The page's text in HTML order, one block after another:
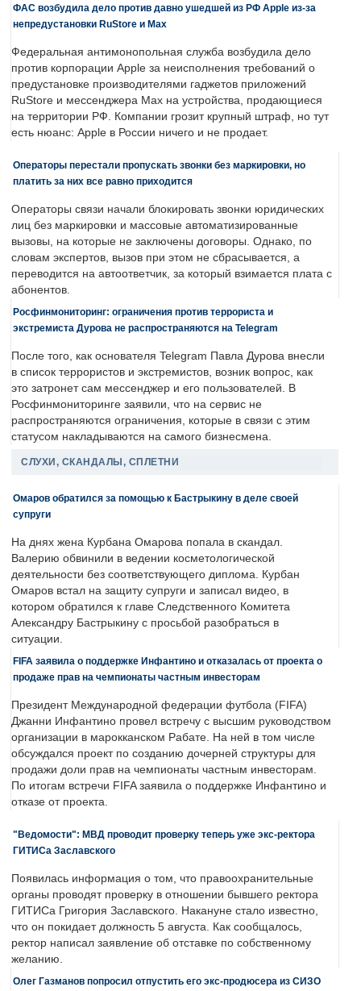
ФАС возбудила дело против давно ушедшей из РФ Apple из-за
непредустановки RuStore и Max
Федеральная антимонопольная служба возбудила дело
против корпорации Apple за неисполнения требований о
предустановке производителями гаджетов приложений
RuStore и мессенджера Max на устройства, продающиеся
на территории РФ. Компании грозит крупный штраф, но тут
есть нюанс: Apple в России ничего и не продает.
Операторы перестали пропускать звонки без маркировки, но
платить за них все равно приходится
Операторы связи начали блокировать звонки юридических
лиц без маркировки и массовые автоматизированные
вызовы, на которые не заключены договоры. Однако, по
словам экспертов, вызов при этом не сбрасывается, а
переводится на автоответчик, за который взимается плата с
абонентов.
Росфинмониторинг: ограничения против террориста и
экстремиста Дурова не распространяются на Telegram
После того, как основателя Telegram Павла Дурова внесли
в список террористов и экстремистов, возник вопрос, как
это затронет сам мессенджер и его пользователей. В
Росфинмониторинге заявили, что на сервис не
распространяются ограничения, которые в связи с этим
статусом накладываются на самого бизнесмена.
СЛУХИ, СКАНДАЛЫ, СПЛЕТНИ
Омаров обратился за помощью к Бастрыкину в деле своей
супруги
На днях жена Курбана Омарова попала в скандал.
Валерию обвинили в ведении косметологической
деятельности без соответствующего диплома. Курбан
Омаров встал на защиту супруги и записал видео, в
котором обратился к главе Следственного Комитета
Александру Бастрыкину с просьбой разобраться в
ситуации.
FIFA заявила о поддержке Инфантино и отказалась от проекта о
продаже прав на чемпионаты частным инвесторам
Президент Международной федерации футбола (FIFA)
Джанни Инфантино провел встречу с высшим руководством
организации в марокканском Рабате. На ней в том числе
обсуждался проект по созданию дочерней структуры для
продажи доли прав на чемпионаты частным инвесторам.
По итогам встречи FIFA заявила о поддержке Инфантино и
отказе от проекта.
"Ведомости": МВД проводит проверку теперь уже экс-ректора
ГИТИСа Заславского
Появилась информация о том, что правоохранительные
органы проводят проверку в отношении бывшего ректора
ГИТИСа Григория Заславского. Накануне стало известно,
что он покидает должность 5 августа. Как сообщалось,
ректор написал заявление об отставке по собственному
желанию.
Олег Газманов попросил отпустить его экс-продюсера из СИЗО